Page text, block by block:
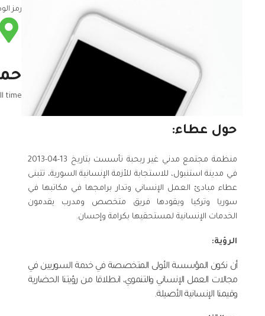
رمز
time
حول عطاء:
منظمة مجتمع مدني غير ربحبة تأسست بتاريخ 13-04-2013
في مدينة استنبول، للاستجابة للأزمة الإنسانية السورية، تتبنى
عطاء مبادئ العمل الإنساني وتدار برامجها في مكاتبها في
سوريا وتركيا ويقودها فريق متخصص ومدرب يقدمون
الخدمات الإنسانية لمستحقيها بكرامة وإحسان.
الرؤية:
أن نكون المؤسسة الأولى المتخصصة في خدمة السوريين في
مجالات العمل الإنساني والتنموي، انطلاقا من رؤيتنا الحضارية
وقيمنا الإنسانية الأصيلة.